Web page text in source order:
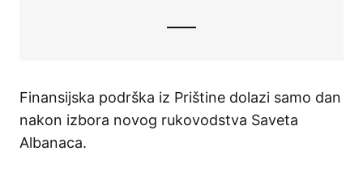
Finansijska podrška iz Prištine dolazi samo dan
nakon izbora novog rukovodstva Saveta
Albanaca.